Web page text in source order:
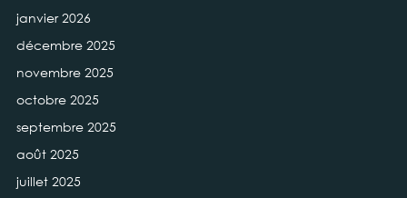
janvier 2026
décembre 2025
novembre 2025
octobre 2025
septembre 2025
août 2025
juillet 2025